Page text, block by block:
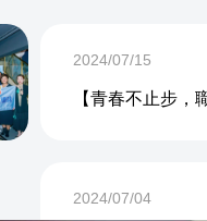
2024/07/15
2024/07/04